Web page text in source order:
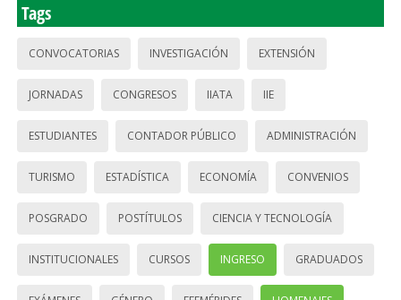
Tags
CONVOCATORIAS INVESTIGACIÓN EXTENSIÓN
JORNADAS CONGRESOS IIATA IIE
ESTUDIANTES CONTADOR PÚBLICO ADMINISTRACIÓN
TURISMO ESTADÍSTICA ECONOMÍA CONVENIOS
POSGRADO POSTÍTULOS CIENCIA Y TECNOLOGÍA
INSTITUCIONALES CURSOS INGRESO GRADUADOS